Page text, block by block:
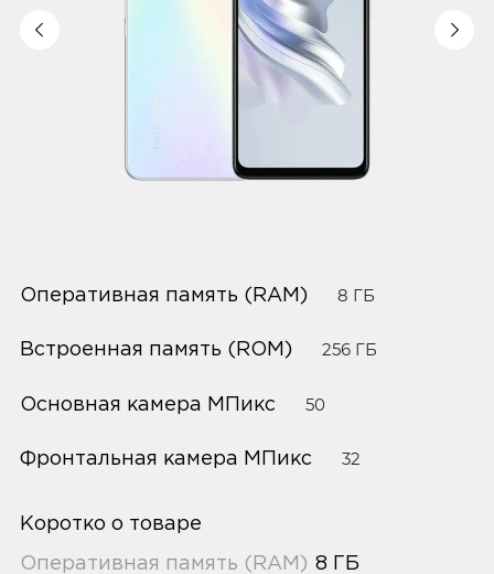
Оперативная память (RAM) 8 ГБ
Встроенная память (ROM) 256 ГБ
Основная камера МПикс 50
Фронтальная камера МПикс 32
Коротко о товаре
Оперативная память (RAM) 8 ГБ